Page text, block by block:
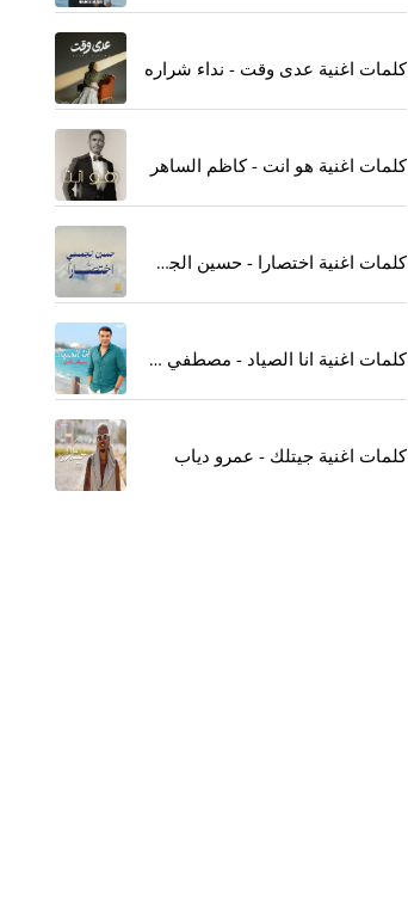
كلمات اغنية عدى وقت - نداء شراره
كلمات اغنية هو انت - كاظم الساهر
كلمات اغنية اختصارا - حسين الجسمي
كلمات اغنية انا الصياد - مصطفي كامل
كلمات اغنية جيتلك - عمرو دياب